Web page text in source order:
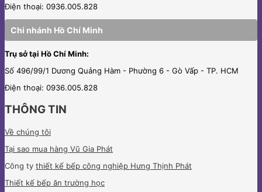
Điện thoại: 0936.005.828
Chi nhánh Hồ Chí Minh
Trụ sở tại Hồ Chí Minh:
Số 496/99/1 Dương Quảng Hàm - Phường 6 - Gò Vấp - TP. HCM
Điện thoại: 0936.005.828
THÔNG TIN
Về chúng tôi
Tại sao mua hàng Vũ Gia Phát
Công ty thiết kế bếp công nghiệp Hưng Thịnh Phát
Thiết kế bếp ăn trường học